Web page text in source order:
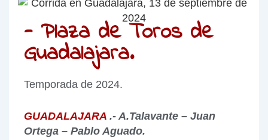
- Plaza de Toros de
Guadalajara.
Temporada de 2024.
GUADALAJARA .- A.Talavante – Juan
Ortega – Pablo Aguado.